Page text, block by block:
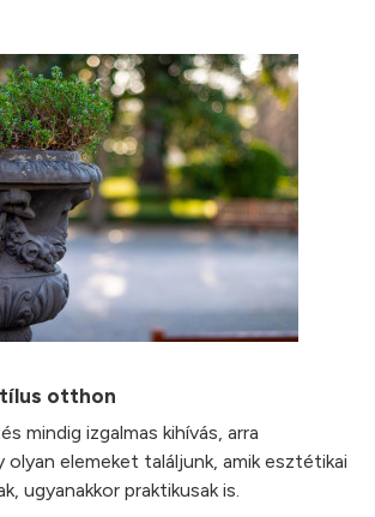
otthon
mindig izgalmas kihívás, arra
olyan elemeket találjunk, amik esztétikai
ugyanakkor praktikusak is.